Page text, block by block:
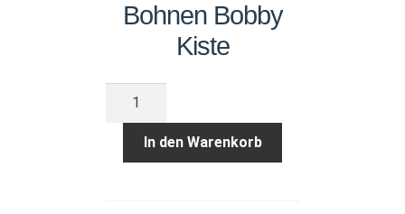
Bohnen Bobby
Kiste
Bohnen
In den Warenkorb